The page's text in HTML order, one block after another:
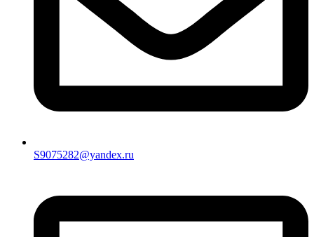
S9075282@yandex.ru